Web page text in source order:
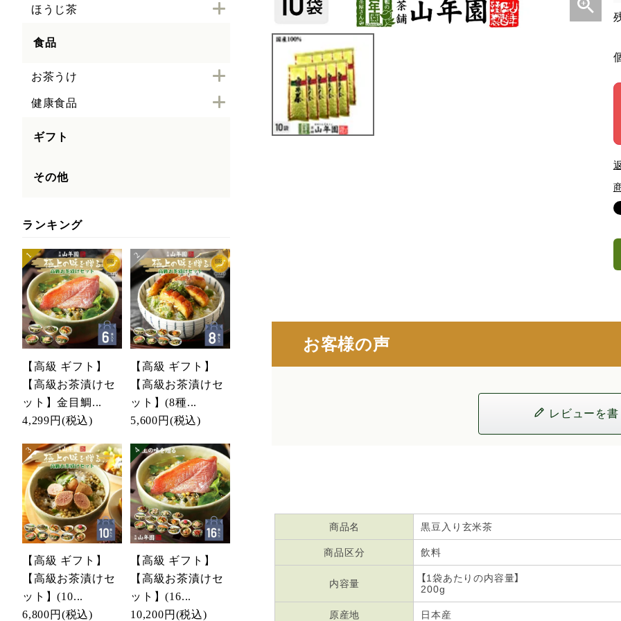
ほうじ茶
食品
お茶うけ
健康食品
ギフト
その他
ランキング
【高級 ギフト】
【高級お茶漬けセ
ット】金目鯛...
4,299円 (税込)
【高級 ギフト】
【高級お茶漬けセ
ット】(8種...
5,600円 (税込)
【高級 ギフト】
【高級お茶漬けセ
ット】(10...
6,800円 (税込)
【高級 ギフト】
【高級お茶漬けセ
ット】(16...
10,200円 (税込)
お客様の声
レビューを書
商品名 黒豆入り玄米茶
商品区分 飲料
内容量
【1袋あたりの内容量】
200g
原産地 日本産